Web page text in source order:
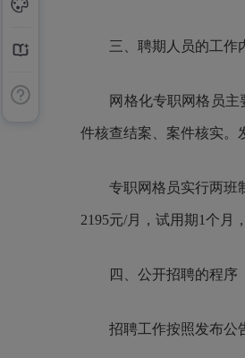
三、聘期人员的工作
网格化专职网格员主要
件核查结案、案件核实。
专职网格员实行两班制
2195元/月，试用期1个月
四、公开招聘的程序
招聘工作按照发布公告